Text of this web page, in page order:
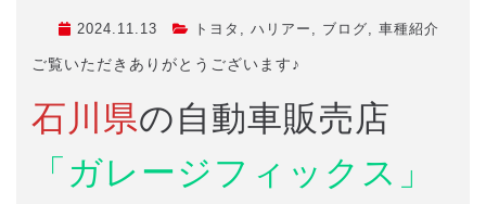
2024.11.13 トヨタ , ハリアー , ブログ, 車種紹介
ご覧いただきありがとうございます♪
石川県の自動車販売店
「ガレージフィックス」